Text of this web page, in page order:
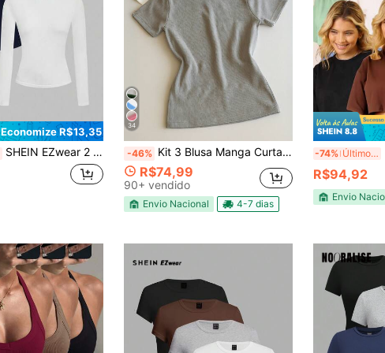
Economize R$13,35
SHEIN EZwear 2 peças/Conjunto Camiseta Manga Longa Casual Ajustada Decote Redondo Azul Marinho e Branco para Mulheres, Adequado para Outono/Inverno
34
-46% Kit 3 Blusa Manga Curta Ribana Feminina Básica Elegante Verão
R$74,99
90+ vendido
Envio Nacional 4-7 dias
-74% Últimos 2 dias
R$94,92
Envio